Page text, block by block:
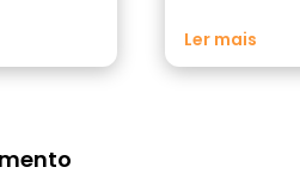
histórias
Estação de
Ler mais